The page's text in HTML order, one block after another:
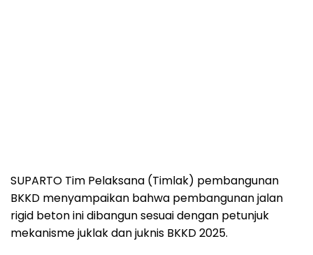
SUPARTO Tim Pelaksana (Timlak) pembangunan
BKKD menyampaikan bahwa pembangunan jalan
rigid beton ini dibangun sesuai dengan petunjuk
mekanisme juklak dan juknis BKKD 2025.